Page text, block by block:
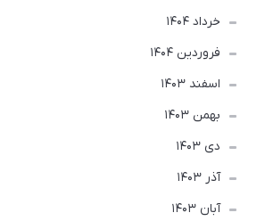
خرداد 1404
فروردین 1404
اسفند 1403
بهمن 1403
دی 1403
آذر 1403
آبان 1403